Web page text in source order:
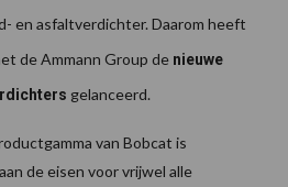
en asfaltverdichter. Daarom heeft
de Ammann Group de nieuwe
gelanceerd.
van Bobcat is
de eisen voor vrijwel alle